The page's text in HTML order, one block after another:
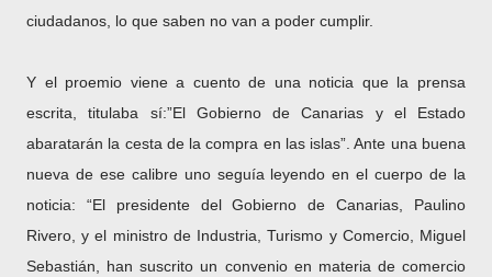
ciudadanos, lo que saben no van a poder cumplir.
Y el proemio viene a cuento de una noticia que la prensa
escrita, titulaba sí:”El Gobierno de Canarias y el Estado
abaratarán la cesta de la compra en las islas”. Ante una buena
nueva de ese calibre uno seguía leyendo en el cuerpo de la
noticia: “El presidente del Gobierno de Canarias, Paulino
Rivero, y el ministro de Industria, Turismo y Comercio, Miguel
Sebastián, han suscrito un convenio en materia de comercio